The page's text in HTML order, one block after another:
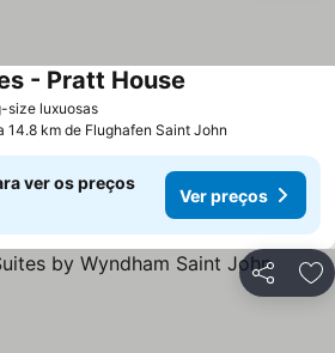
size luxuosasVer preços
- Pratt House
14.8 km de Flughafen Saint John
ver os preços
Ver preços
Partilhar